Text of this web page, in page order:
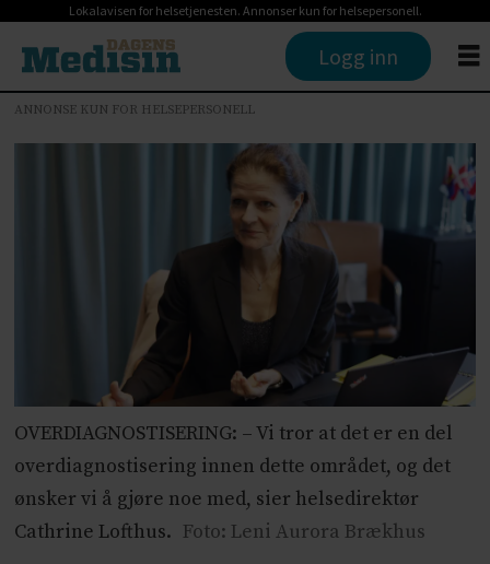
Lokalavisen for helsetjenesten. Annonser kun for helsepersonell.
Logg inn
ANNONSE KUN FOR HELSEPERSONELL
OVERDIAGNOSTISERING: – Vi tror at det er en del
overdiagnostisering innen dette området, og det
ønsker vi å gjøre noe med, sier helsedirektør
Cathrine Lofthus. Foto: Leni Aurora Brækhus